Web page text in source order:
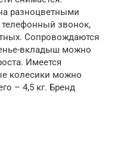
разноцветными
звонок,
Сопровождаются
вкладыш можно
Имеется
колесики можно
– 4,5 кг. Бренд